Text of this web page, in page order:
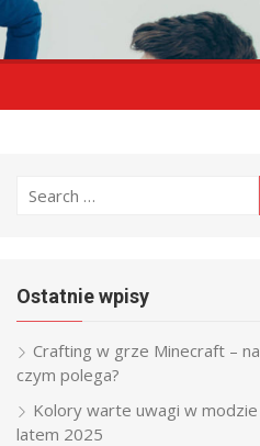
Search
Ostatnie wpisy
Crafting w grze Minecraft – na
czym polega?
Kolory warte uwagi w modzie
latem 2025